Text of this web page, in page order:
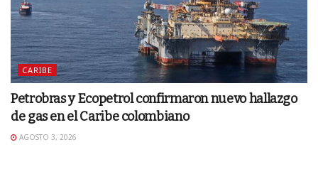
CARIBE
Petrobras y Ecopetrol confirmaron nuevo hallazgo
de gas en el Caribe colombiano
AGOSTO 3, 2026